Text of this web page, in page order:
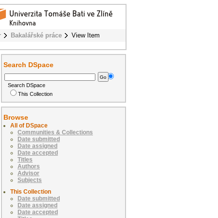
Bakalářské práce View Item
Search DSpace
Search DSpace
This Collection
Browse
All of DSpace
Communities & Collections
Date submitted
Date assigned
Date accepted
Titles
Authors
Advisor
Subjects
This Collection
Date submitted
Date assigned
Date accepted